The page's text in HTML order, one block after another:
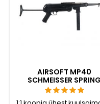
AIRSOFT MP40
SCHMEISSER SPRING
KUULIPILDUJA